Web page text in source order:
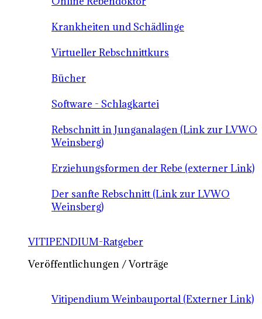
Krankheiten und Schädlinge
Virtueller Rebschnittkurs
Bücher
Software - Schlagkartei
Rebschnitt in Junganalagen (Link zur LVWO
Weinsberg)
Erziehungsformen der Rebe (externer Link)
Der sanfte Rebschnitt (Link zur LVWO
Weinsberg)
VITIPENDIUM-Ratgeber
Veröffentlichungen / Vorträge
Vitipendium Weinbauportal (Externer Link)